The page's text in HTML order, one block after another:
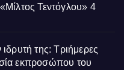
Τεντόγλου» 4
της: Τριήμερες
εκπροσώπου του